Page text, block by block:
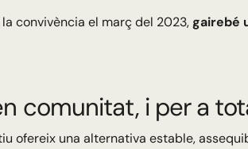
convivència el març del 2023,gairebé
comunitat, i per a
ofereix una alternativa estable,